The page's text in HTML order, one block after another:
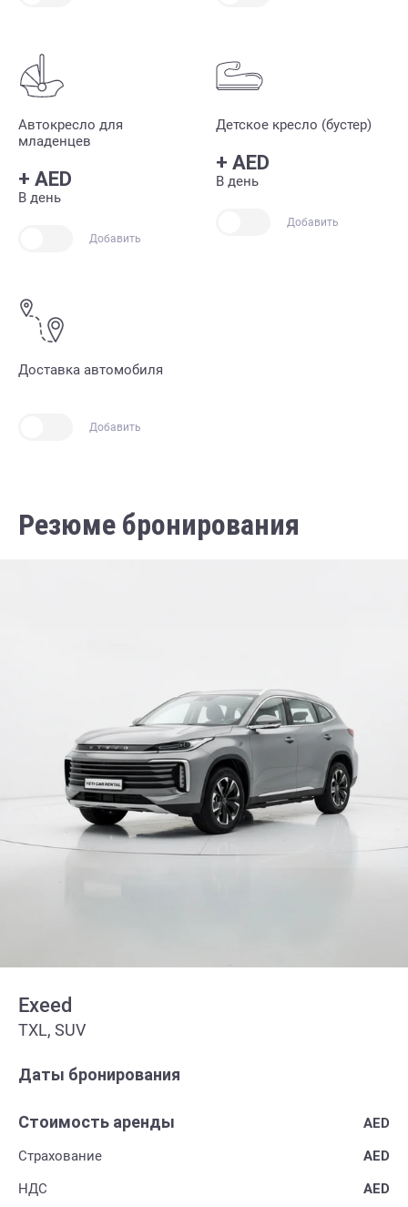
Автокресло для
младенцев
+ AED
В день
Добавить
Детское кресло (бустер)
+ AED
В день
Добавить
Доставка автомобиля
Добавить
Резюме бронирования
Exeed
TXL, SUV
Даты бронирования
Стоимость аренды
AED
Страхование
AED
НДС
AED